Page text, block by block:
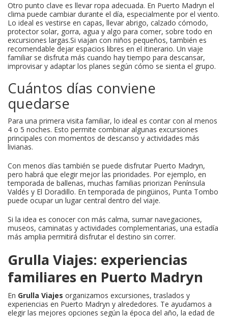
Otro punto clave es llevar ropa adecuada. En Puerto Madryn el
clima puede cambiar durante el día, especialmente por el viento.
Lo ideal es vestirse en capas, llevar abrigo, calzado cómodo,
protector solar, gorra, agua y algo para comer, sobre todo en
excursiones largas.Si viajan con niños pequeños, también es
recomendable dejar espacios libres en el itinerario. Un viaje
familiar se disfruta más cuando hay tiempo para descansar,
improvisar y adaptar los planes según cómo se sienta el grupo.
Cuántos días conviene
quedarse
Para una primera visita familiar, lo ideal es contar con al menos
4 o 5 noches. Esto permite combinar algunas excursiones
principales con momentos de descanso y actividades más
livianas.
Con menos días también se puede disfrutar Puerto Madryn,
pero habrá que elegir mejor las prioridades. Por ejemplo, en
temporada de ballenas, muchas familias priorizan Península
Valdés y El Doradillo. En temporada de pingüinos, Punta Tombo
puede ocupar un lugar central dentro del viaje.
Si la idea es conocer con más calma, sumar navegaciones,
museos, caminatas y actividades complementarias, una estadía
más amplia permitirá disfrutar el destino sin correr.
Grulla Viajes: experiencias
familiares en Puerto Madryn
En Grulla Viajes organizamos excursiones, traslados y
experiencias en Puerto Madryn y alrededores. Te ayudamos a
elegir las mejores opciones según la época del año, la edad de